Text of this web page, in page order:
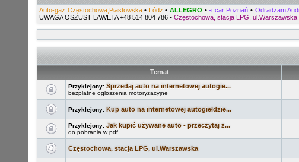
Auto-gaz Częstochowa,Piastowska• Lódz•ALLEGRO •-i car Poznań • Odradzam
UWAGA OSZUST LAWETA +48 514 804 786 • Częstochowa, stacja LPG, ul.Warszawska
Temat
Przyklejony: Sprzedaj auto na internetowej autogie...
bezplatne ogloszenia motoryzacyjne
Przyklejony: Kup auto na internetowej autogiełdzie...
Przyklejony: Jak kupić używane auto - przeczytaj z...
do pobrania w pdf
Częstochowa, stacja LPG, ul.Warszawska